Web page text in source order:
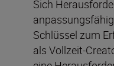
Sich
Schlüssel zum
als Vollzeit-